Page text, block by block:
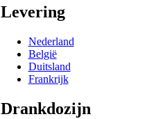
Levering
Nederland
België
Duitsland
Frankrijk
Drankdozijn